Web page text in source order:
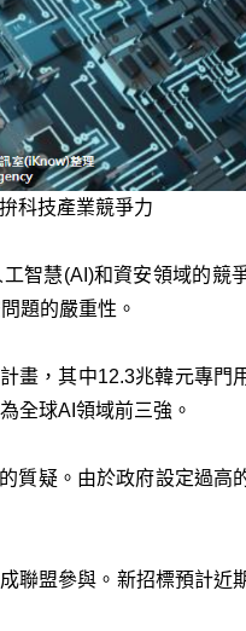
科技產業競爭力
智慧(AI)和資安領域的競
題的嚴重性。
畫，其中12.3兆韓元專門
全球AI領域前三強。
質疑。由於政府設定過高
聯盟參與。新招標預計近